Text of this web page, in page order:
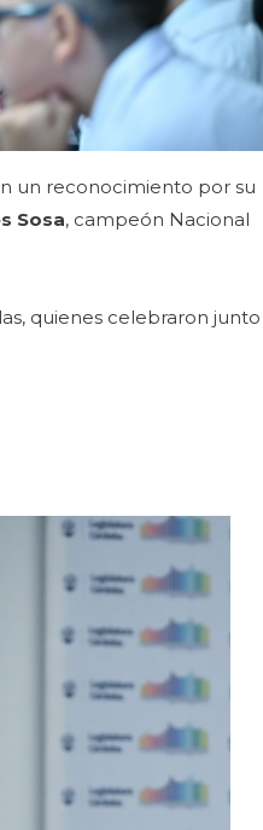
un reconocimiento por su
Sosa, campeón Nacional
quienes celebraron junto